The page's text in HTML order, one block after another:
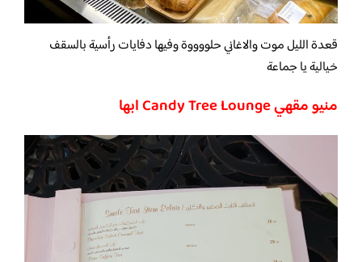
قعدة الليل موت والاغاني حلووووة وفيها دفايات رأسية بالسقف
خيالية يا جماعة
منيومقهي Candy Tree Lounge ابها